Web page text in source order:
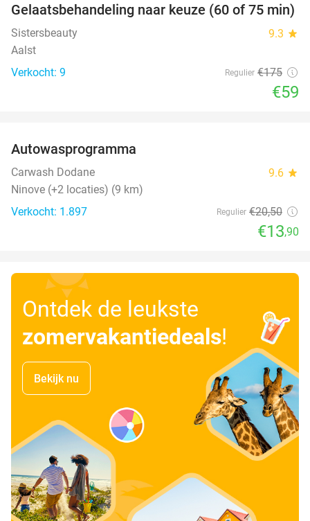
66%
Gelaatsbehandeling naar keuze (60 of 75 min)
Sistersbeauty 9.3 star
Aalst
Verkocht: 9
Regulier €175
€59
Autowasprogramma
Carwash Dodane 9.6 star
Ninove (+2 locaties) (9 km)
Verkocht: 1.897
Regulier €20,50
€13,90
Ontdek de leukste
zomervakantiedeals!
Bekijk nu